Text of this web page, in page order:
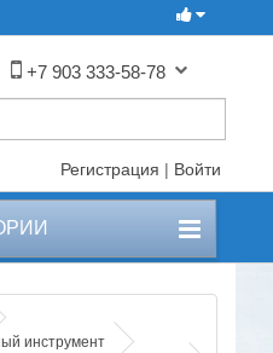
+7 903 333-58-78
Регистрация | Войти
инструмент